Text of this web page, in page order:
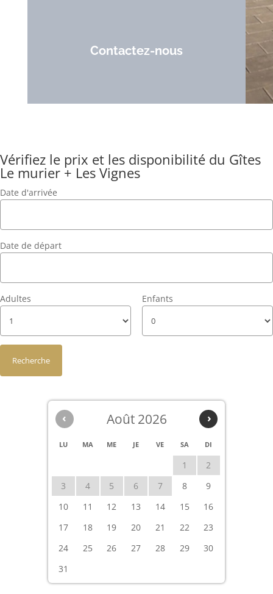
Contactez-nous
Vérifiez le prix et les disponibilité du Gîtes
Le murier + Les Vignes
Date d'arrivée
Date de départ
Adultes Enfants
‹ ›
Août 2026
LU MA ME JE VE SA DI
1
2
3
4 5 6 7 8
9
10
11 12 13 14 15
16
17
18 19 20 21 22
23
24
25 26 27 28 29
30
31